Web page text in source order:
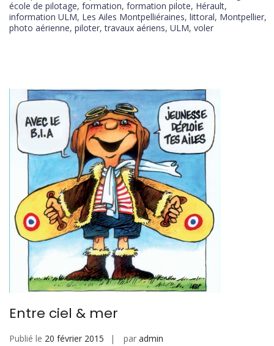
école de pilotage, formation, formation pilote, Hérault,
information ULM, Les Ailes Montpelliéraines, littoral, Montpellier,
photo aérienne, piloter,travaux aériens, ULM, voler
Entre ciel & mer
Publié le 20 février 2015 par admin